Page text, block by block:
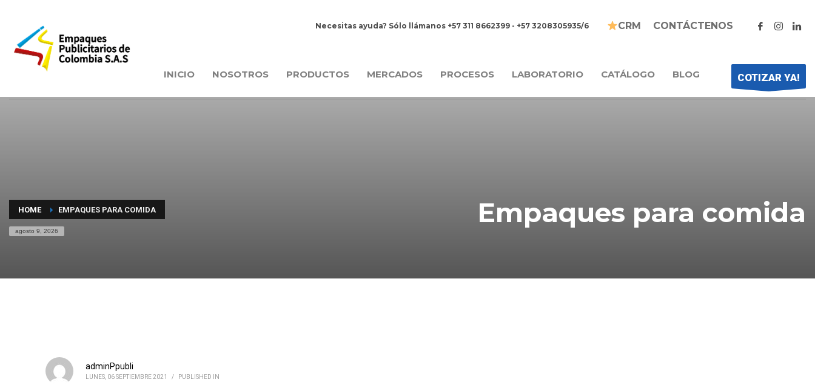
Necesitas ayuda? Sólo llámanos +57 311 8662399 - +57 3208305935/6 CRM CONTÁCTENOS
INICIO NOSOTROS PRODUCTOS MERCADOS PROCESOS LABORATORIO CATÁLOGO BLOG COTIZAR YA!
HOME EMPAQUES PARA COMIDA
agosto 9, 2026
Empaques para comida
adminPpubli
LUNES, 06 SEPTIEMBRE 2021 / PUBLISHED IN